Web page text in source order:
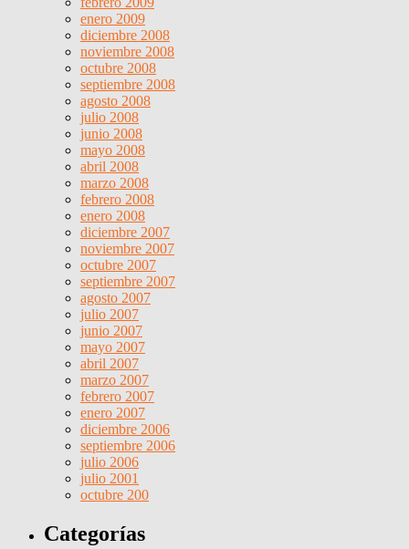
enero 2009
diciembre 2008
noviembre 2008
octubre 2008
septiembre 2008
agosto 2008
julio 2008
junio 2008
mayo 2008
abril 2008
marzo 2008
febrero 2008
enero 2008
diciembre 2007
noviembre 2007
octubre 2007
septiembre 2007
agosto 2007
julio 2007
junio 2007
mayo 2007
abril 2007
marzo 2007
febrero 2007
enero 2007
diciembre 2006
septiembre 2006
julio 2006
julio 2001
octubre 200
Categorías